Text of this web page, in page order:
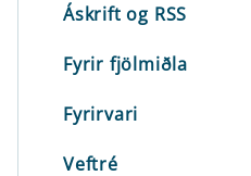
Áskrift og RSS
Fyrir fjölmiðla
Fyrirvari
Veftré